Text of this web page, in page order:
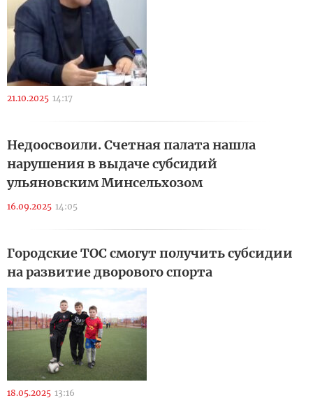
21.10.2025 14:17
Недоосвоили. Счетная палата нашла
нарушения в выдаче субсидий
ульяновским Минсельхозом
16.09.2025 14:05
Городские ТОС смогут получить субсидии
на развитие дворового спорта
18.05.2025 13:16